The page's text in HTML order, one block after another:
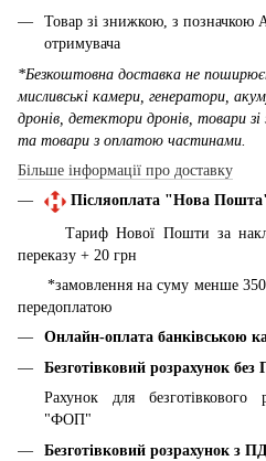
Товар зі знижкою, з позначкою
отримувача
*Безкоштовна доставка не
мисливські камери, генератори,
дронів, детектори дронів, товари
та товари з оплатою частинами.
Більше інформації про доставку
Післяоплата "Нова
Тариф Нової Пошти за
переказу + 20 грн
*замовлення на суму менше 350
передоплатою
Онлайн-оплата банківською
Безготівковий розрахунок
Рахунок для безготівкового
"ФОП"
Безготівковий розрахунок з